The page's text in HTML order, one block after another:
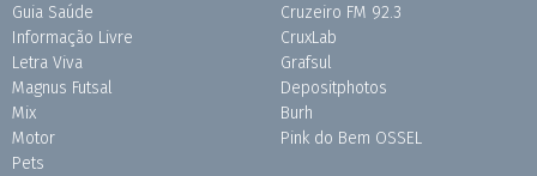
Guia Saúde
Informação Livre
Letra Viva
Magnus Futsal
Mix
Motor
Pets
Cruzeiro FM 92.3
CruxLab
Grafsul
Depositphotos
Burh
Pink do Bem OSSEL